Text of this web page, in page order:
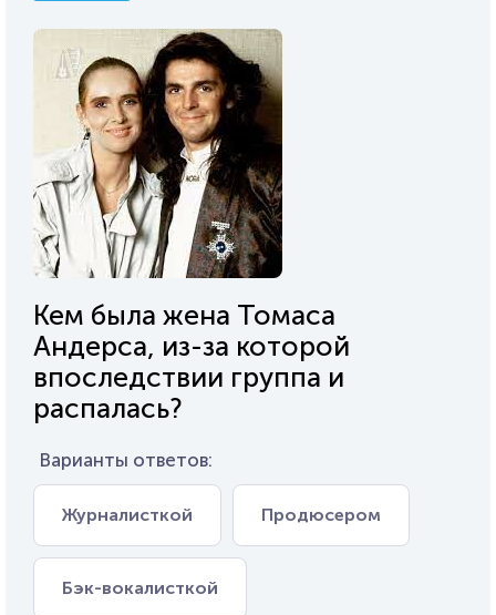
Кем была жена Томаса
Андерса, из-за которой
впоследствии группа и
распалась?
Варианты ответов:
Журналисткой Продюсером
Бэк-вокалисткой